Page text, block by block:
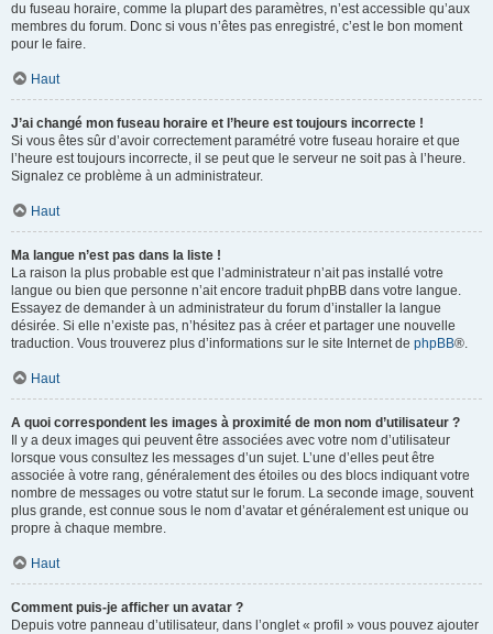
du fuseau horaire, comme la plupart des paramètres, n’est accessible qu’aux
membres du forum. Donc si vous n’êtes pas enregistré, c’est le bon moment
pour le faire.
Haut
J’ai changé mon fuseau horaire et l’heure est toujours incorrecte !
Si vous êtes sûr d’avoir correctement paramétré votre fuseau horaire et que
l’heure est toujours incorrecte, il se peut que le serveur ne soit pas à l’heure.
Signalez ce problème à un administrateur.
Haut
Ma langue n’est pas dans la liste !
La raison la plus probable est que l’administrateur n’ait pas installé votre
langue ou bien que personne n’ait encore traduit phpBB dans votre langue.
Essayez de demander à un administrateur du forum d’installer la langue
désirée. Si elle n’existe pas, n’hésitez pas à créer et partager une nouvelle
traduction. Vous trouverez plus d’informations sur le site Internet de phpBB®.
Haut
A quoi correspondent les images à proximité de mon nom d’utilisateur ?
Il y a deux images qui peuvent être associées avec votre nom d’utilisateur
lorsque vous consultez les messages d’un sujet. L’une d’elles peut être
associée à votre rang, généralement des étoiles ou des blocs indiquant votre
nombre de messages ou votre statut sur le forum. La seconde image, souvent
plus grande, est connue sous le nom d’avatar et généralement est unique ou
propre à chaque membre.
Haut
Comment puis-je afficher un avatar ?
Depuis votre panneau d’utilisateur, dans l’onglet « profil » vous pouvez ajouter